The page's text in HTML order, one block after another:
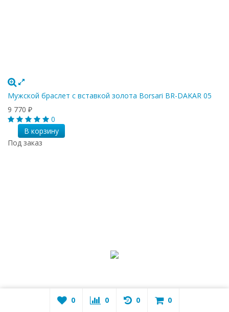
Мужской браслет с вставкой золота Borsari BR-DAKAR 05
9 770 ₽
0
В корзину
Под заказ
0 0 0 0